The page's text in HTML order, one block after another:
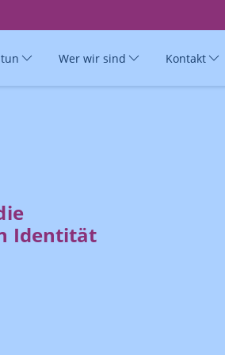
Wer wir sind Kontakt
Identität